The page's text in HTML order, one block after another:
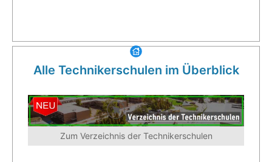
Alle Technikerschulen im Überblick
Zum Verzeichnis der Technikerschulen